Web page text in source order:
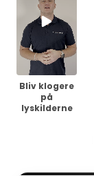
Bliv klogere
på
lyskilderne